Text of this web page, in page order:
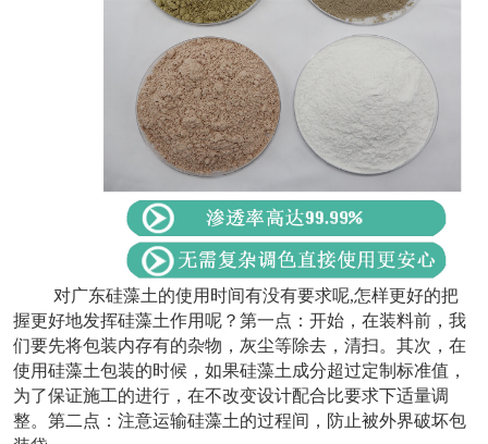
对广东硅藻土的使用时间有没有要求呢,怎样更好的把
握更好地发挥硅藻土作用呢？第一点：开始，在装料前，我
们要先将包装内存有的杂物，灰尘等除去，清扫。其次，在
使用硅藻土包装的时候，如果硅藻土成分超过定制标准值，
为了保证施工的进行，在不改变设计配合比要求下适量调
整。第二点：注意运输硅藻土的过程间，防止被外界破坏包